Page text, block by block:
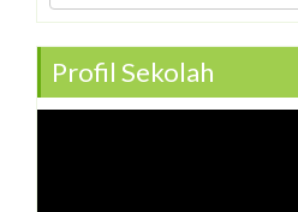
Profil Sekolah